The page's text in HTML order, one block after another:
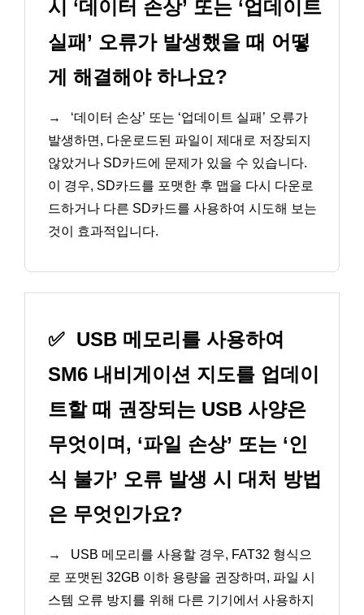
시 ‘데이터 손상’ 또는 ‘업데이트
실패’ 오류가 발생했을 때 어떻
게 해결해야 하나요?
→
‘데이터 손상’ 또는 ‘업데이트 실패’ 오류가
발생하면, 다운로드된 파일이 제대로 저장되지
않았거나 SD카드에 문제가 있을 수 있습니다.
이 경우, SD카드를 포맷한 후 맵을 다시 다운로
드하거나 다른 SD카드를 사용하여 시도해 보는
것이 효과적입니다.
✅ USB 메모리를 사용하여
SM6 내비게이션 지도를 업데이
트할 때 권장되는 USB 사양은
무엇이며, ‘파일 손상’ 또는 ‘인
식 불가’ 오류 발생 시 대처 방법
은 무엇인가요?
→
USB 메모리를 사용할 경우, FAT32 형식으
로 포맷된 32GB 이하 용량을 권장하며, 파일 시
스템 오류 방지를 위해 다른 기기에서 사용하지